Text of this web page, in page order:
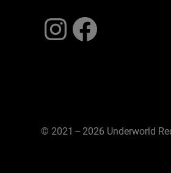
Instagram
© 2021 – 2026 Underworld